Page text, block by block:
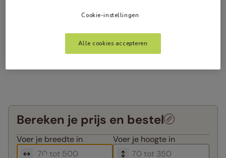
Bereken je prijs en bestel
Voer je breedte in Voer je hoogte in
Cookie-instellingen
Alle cookies accepteren